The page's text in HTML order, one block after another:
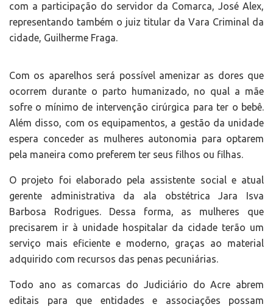
com a participação do servidor da Comarca, José Alex,
representando também o juiz titular da Vara Criminal da
cidade, Guilherme Fraga.
Com os aparelhos será possível amenizar as dores que
ocorrem durante o parto humanizado, no qual a mãe
sofre o mínimo de intervenção cirúrgica para ter o bebê.
Além disso, com os equipamentos, a gestão da unidade
espera conceder as mulheres autonomia para optarem
pela maneira como preferem ter seus filhos ou filhas.
O projeto foi elaborado pela assistente social e atual
gerente administrativa da ala obstétrica Jara Isva
Barbosa Rodrigues. Dessa forma, as mulheres que
precisarem ir à unidade hospitalar da cidade terão um
serviço mais eficiente e moderno, graças ao material
adquirido com recursos das penas pecuniárias.
Todo ano as comarcas do Judiciário do Acre abrem
editais para que entidades e associações possam